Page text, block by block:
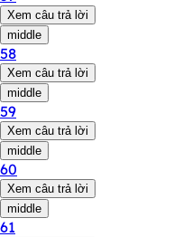
Xem câu trả lời
middle
58
Xem câu trả lời
middle
59
Xem câu trả lời
middle
60
Xem câu trả lời
middle
61